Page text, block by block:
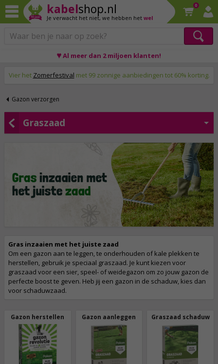
kabelshop.nl
Je verwacht het niet, we hebben het wel
0
♥ Al meer dan 2 miljoen klanten!
Vier het Zomerfestival met 99 zonnige aanbiedingen tot 60% korting.
Gazon verzorgen
Graszaad
Gras inzaaien met het juiste zaad
Om een gazon aan te leggen, te onderhouden of kale plekken te
herstellen, gebruik je speciaal graszaad. Je kunt kiezen voor
graszaad voor een sier, speel- of weidegazon om zo jouw gazon de
perfecte boost te geven. Heb jij een gazon in de schaduw, kies dan
voor schaduwzaad.
Gazon herstellen Gazon aanleggen Graszaad schaduw